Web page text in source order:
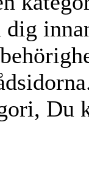
dig
Du